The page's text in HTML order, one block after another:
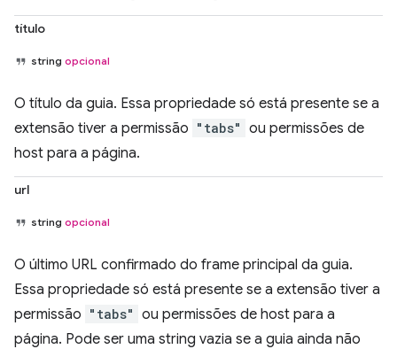
título
string opcional
O título da guia. Essa propriedade só está presente se a
extensão tiver a permissão "tabs" ou permissões de
host para a página.
url
string opcional
O último URL confirmado do frame principal da guia.
Essa propriedade só está presente se a extensão tiver a
permissão "tabs" ou permissões de host para a
página. Pode ser uma string vazia se a guia ainda não